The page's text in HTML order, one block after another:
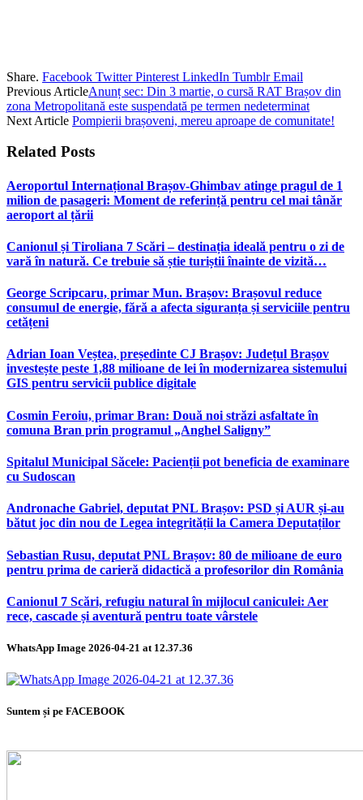
Share. Facebook Twitter Pinterest LinkedIn Tumblr Email
Previous ArticleAnunț sec: Din 3 martie, o cursă RAT Brașov din
zona Metropolitană este suspendată pe termen nedeterminat
Next Article Pompierii brașoveni, mereu aproape de comunitate!
Related Posts
Aeroportul Internațional Brașov‑Ghimbav atinge pragul de 1
milion de pasageri: Moment de referință pentru cel mai tânăr
aeroport al țării
Canionul și Tiroliana 7 Scări – destinația ideală pentru o zi de
vară în natură. Ce trebuie să știe turiștii înainte de vizită…
George Scripcaru, primar Mun. Brașov: Brașovul reduce
consumul de energie, fără a afecta siguranța și serviciile pentru
cetățeni
Adrian Ioan Veștea, președinte CJ Brașov: Județul Brașov
investește peste 1,88 milioane de lei în modernizarea sistemului
GIS pentru servicii publice digitale
Cosmin Feroiu, primar Bran: Două noi străzi asfaltate în
comuna Bran prin programul „Anghel Saligny”
Spitalul Municipal Săcele: Pacienții pot beneficia de examinare
cu Sudoscan
Andronache Gabriel, deputat PNL Brașov: PSD și AUR și-au
bătut joc din nou de Legea integrității la Camera Deputaților
Sebastian Rusu, deputat PNL Brașov: 80 de milioane de euro
pentru prima de carieră didactică a profesorilor din România
Canionul 7 Scări, refugiu natural în mijlocul caniculei: Aer
rece, cascade și aventură pentru toate vârstele
WhatsApp Image 2026-04-21 at 12.37.36
Suntem și pe FACEBOOK